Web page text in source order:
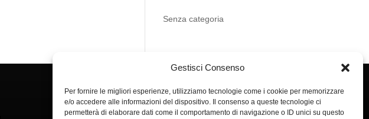
Gestisci Consenso
Per fornire le migliori esperienze, utilizziamo tecnologie come i cookie per memorizzare
e/o accedere alle informazioni del dispositivo. Il consenso a queste tecnologie ci
permetterà di elaborare dati come il comportamento di navigazione o ID unici su questo
Senza categoria